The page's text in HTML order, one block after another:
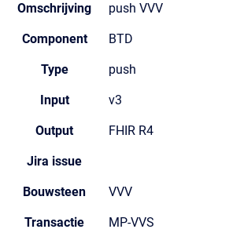
Omschrijving push VVV
Component BTD
Type push
Input v3
Output FHIR R4
Jira issue
Bouwsteen VVV
Transactie MP-VVS